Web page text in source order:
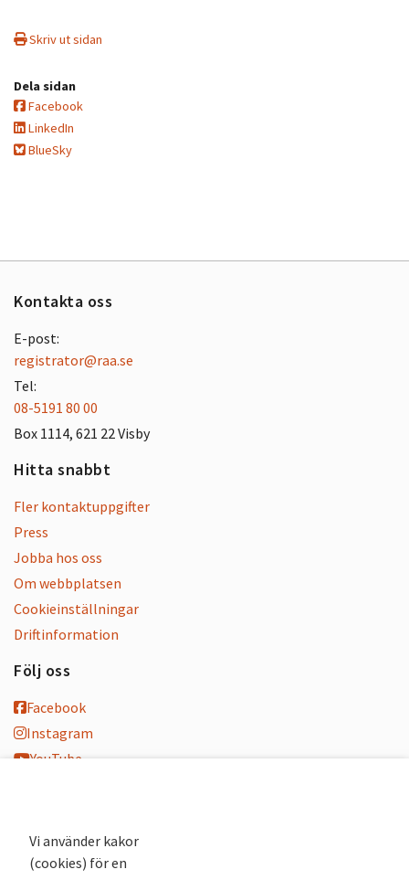
Skriv ut sidan
Dela sidan
Facebook
LinkedIn
BlueSky
Kontakta oss
E-post:
registrator@raa.se
Tel:
08-5191 80 00
Box 1114, 621 22 Visby
Hitta snabbt
Fler kontaktuppgifter
Press
Jobba hos oss
Om webbplatsen
Cookieinställningar
Driftinformation
Följ oss
Facebook
Instagram
YouTube
Nyhetsbrev
Andra webbplatser
Vi använder kakor
(cookies) för en